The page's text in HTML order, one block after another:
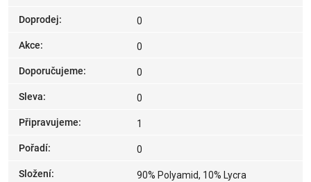
Doprodej: 0
Akce: 0
Doporučujeme: 0
Sleva: 0
Připravujeme: 1
Pořadí: 0
Složení: 90% Polyamid, 10% Lycra